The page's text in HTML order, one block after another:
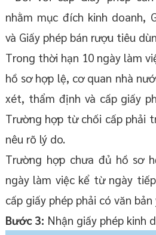
nhằm mục đích kinh doanh,
và Giấy phép bán rượu tiêu
Trong thời hạn 10 ngày làm
hồ sơ hợp lệ, cơ quan nhà
xét, thẩm định và cấp giấy
Trường hợp từ chối cấp phải
nêu rõ lý do.
Trường hợp chưa đủ hồ sơ
ngày làm việc kể từ ngày
cấp giấy phép phải có văn
Bước 3: Nhận giấy phép kinh